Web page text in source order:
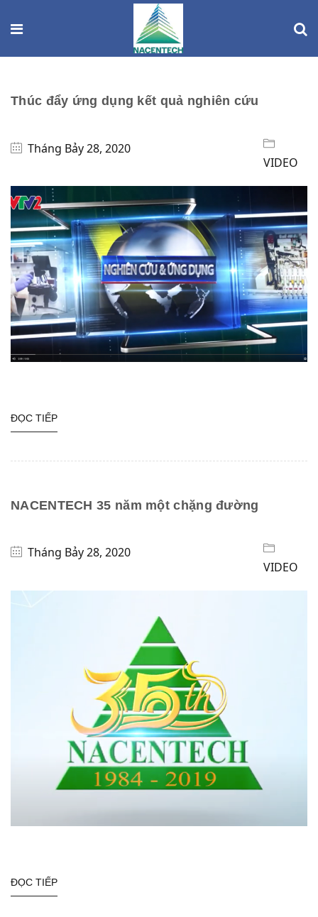
Thúc đẩy ứng dụng kết quả nghiên cứu
Tháng Bảy 28, 2020
VIDEO
ĐỌC TIẾP
NACENTECH 35 năm một chặng đường
Tháng Bảy 28, 2020
VIDEO
ĐỌC TIẾP